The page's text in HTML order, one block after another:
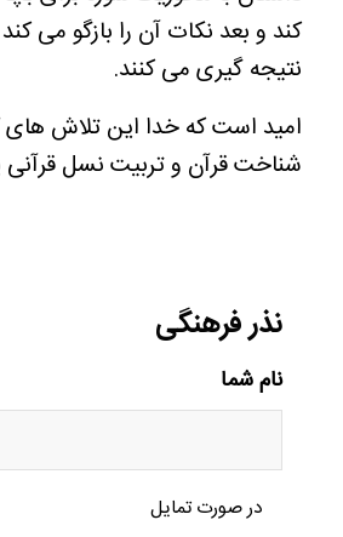
کند و بعد نکات آن را بازگو می
نتیجه گیری می کنند.
امید است که خدا این تلاش های
شناخت قرآن و تربیت نسل قرآنی
نذر فرهنگی
نام شما
در صورت تمایل